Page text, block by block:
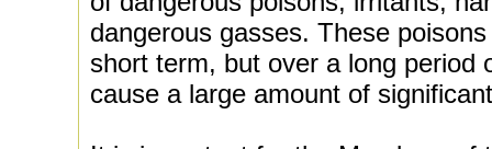
dangerous gasses. These
short term, but over a long period
cause a large amount of